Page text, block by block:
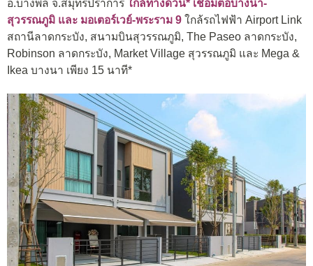
อ.บางพลี จ.สมุทรปราการ ใกล้ทางด่วน* เชื่อมต่อบางนา-
สุวรรณภูมิ และ มอเตอร์เวย์-พระราม 9 ใกล้รถไฟฟ้า Airport Link
สถานีลาดกระบัง, สนามบินสุวรรณภูมิ, The Paseo ลาดกระบัง,
Robinson ลาดกระบัง, Market Village สุวรรณภูมิ และ Mega &
Ikea บางนา เพียง 15 นาที*